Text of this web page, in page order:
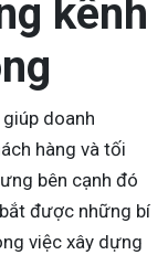
kênh
doanh
hàng và tối
bên cạnh đó
được những bí
việc xây dựng